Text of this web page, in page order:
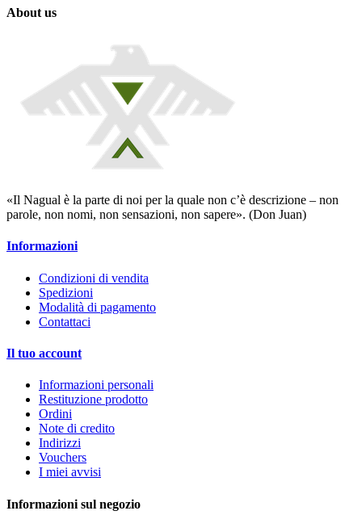
About us
«Il Nagual è la parte di noi per la quale non c’è descrizione – non
parole, non nomi, non sensazioni, non sapere». (Don Juan)
Informazioni
Condizioni di vendita
Spedizioni
Modalità di pagamento
Contattaci
Il tuo account
Informazioni personali
Restituzione prodotto
Ordini
Note di credito
Indirizzi
Vouchers
I miei avvisi
Informazioni sul negozio